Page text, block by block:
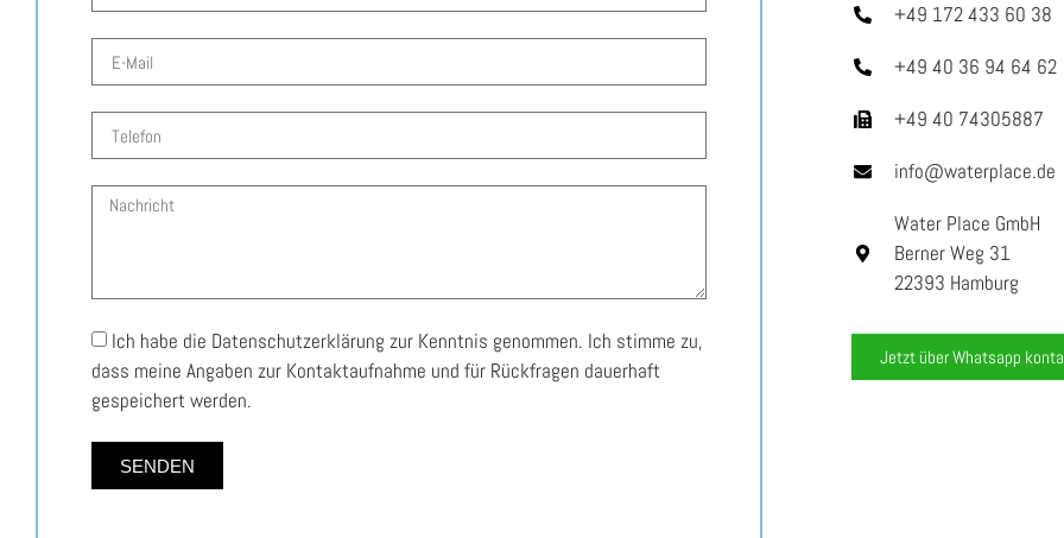
Ich habe die Datenschutzerklärung zur Kenntnis genommen. Ich stimme zu,
dass meine Angaben zur Kontaktaufnahme und für Rückfragen dauerhaft
gespeichert werden.
SENDEN
+49 172 433 60 38
+49 40 36 94 64 62
+49 40 74305887
info@waterplace.de
Water Place GmbH
Berner Weg 31
22393 Hamburg
Jetzt über Whatsapp